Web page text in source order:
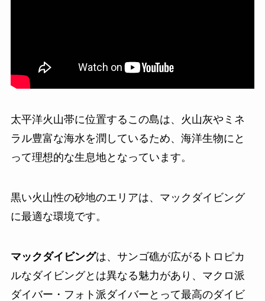
太平洋火山帯に位置するこの島は、火山灰やミネ
ラル豊富な海水を潤しているため、海洋生物にと
って理想的な生息地となっています。
黒い火山性の砂地のエリアは、マックダイビング
に最適な環境です。
マックダイビングは、サンゴ礁が広がるトロピカ
ルなダイビングとは異なる魅力があり、マクロ派
ダイバー・フォト派ダイバーとって最高のダイビ